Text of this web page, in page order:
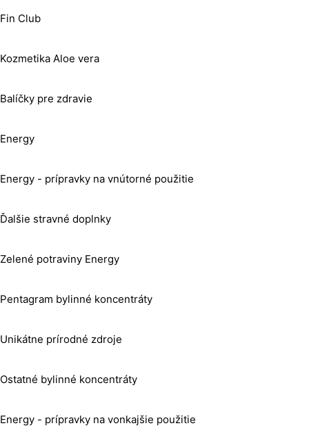
Fin Club
Kozmetika Aloe vera
Balíčky pre zdravie
Energy
Energy - prípravky na vnútorné použitie
Ďalšie stravné doplnky
Zelené potraviny Energy
Pentagram bylinné koncentráty
Unikátne prírodné zdroje
Ostatné bylinné koncentráty
Energy - prípravky na vonkajšie použitie